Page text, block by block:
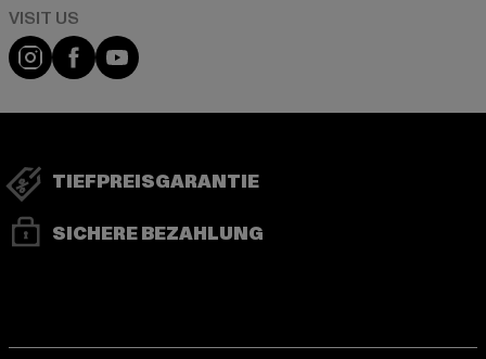
Visit our Instagram page:
Visit our Facebook page:
Visit our YouTube channel:
TIEFPREISGARANTIE
SICHERE BEZAHLUNG